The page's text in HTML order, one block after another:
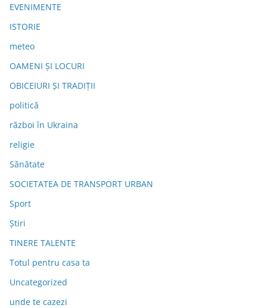
EVENIMENTE
ISTORIE
meteo
OAMENI ȘI LOCURI
OBICEIURI ȘI TRADIȚII
politică
război în Ukraina
religie
Sănătate
SOCIETATEA DE TRANSPORT URBAN
Sport
Știri
TINERE TALENTE
Totul pentru casa ta
Uncategorized
unde te cazezi